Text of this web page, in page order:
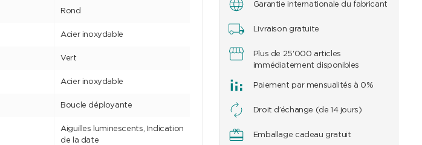
Garantie internationale du fabricant
Livraison gratuite
Plus de 25'000 articles
immédiatement disponibles
Paiement par mensualités à 0%
Droit d’échange (de 14 jours)
Emballage cadeau gratuit
Rond
Acier inoxydable
Vert
Acier inoxydable
Boucle déployante
Aiguilles luminescents, Indication
de la date